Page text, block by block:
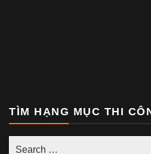
TÌM HẠNG MỤC THI